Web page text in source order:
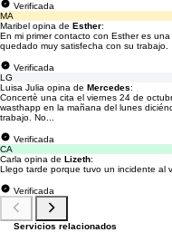
Verificada
MA
Maribel opina de Esther:
En mi primer contacto con Esther es
quedado muy satisfecha con su trabajo.
Verificada
LG
Luisa Julia opina de Mercedes:
Concertè una cita el viernes 24 de
wasthapp en la mañana del lunes
trabajo. No...
Verificada
CA
Carla opina de Lizeth:
Llego tarde porque tuvo un incidente al
Verificada
Servicios relacionados